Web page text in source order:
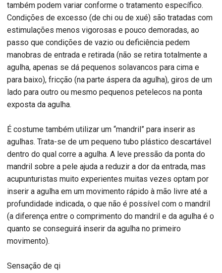
também podem variar conforme o tratamento específico.
Condições de excesso (de chi ou de xué) são tratadas com
estimulações menos vigorosas e pouco demoradas, ao
passo que condições de vazio ou deficiência pedem
manobras de entrada e retirada (não se retira totalmente a
agulha, apenas se dá pequenos solavancos para cima e
para baixo), fricção (na parte áspera da agulha), giros de um
lado para outro ou mesmo pequenos petelecos na ponta
exposta da agulha.
É costume também utilizar um “mandril” para inserir as
agulhas. Trata-se de um pequeno tubo plástico descartável
dentro do qual corre a agulha. A leve pressão da ponta do
mandril sobre a pele ajuda a reduzir a dor da entrada, mas
acupunturistas muito experientes muitas vezes optam por
inserir a agulha em um movimento rápido à mão livre até a
profundidade indicada, o que não é possível com o mandril
(a diferença entre o comprimento do mandril e da agulha é o
quanto se conseguirá inserir da agulha no primeiro
movimento).
Sensação de qi